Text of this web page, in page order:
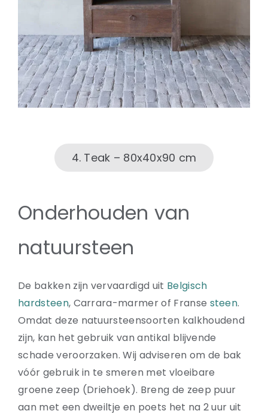
4. Teak – 80x40x90 cm
Onderhouden van
natuursteen
De bakken zijn vervaardigd uit Belgisch
hardsteen, Carrara-marmer of Franse steen.
Omdat deze natuursteensoorten kalkhoudend
zijn, kan het gebruik van antikal blijvende
schade veroorzaken. Wij adviseren om de bak
vóór gebruik in te smeren met vloeibare
groene zeep (Driehoek). Breng de zeep puur
aan met een dweiltje en poets het na 2 uur uit